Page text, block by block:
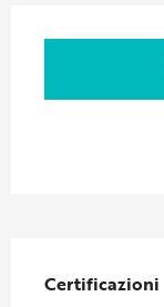
Certificazioni
Certificazioni